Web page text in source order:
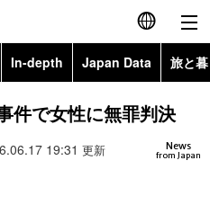
English
简体字
繁體字
In-depth Japan Data 旅と
Topics
Images
件で女性に無罪判決
News
from Japan
19:31 更新